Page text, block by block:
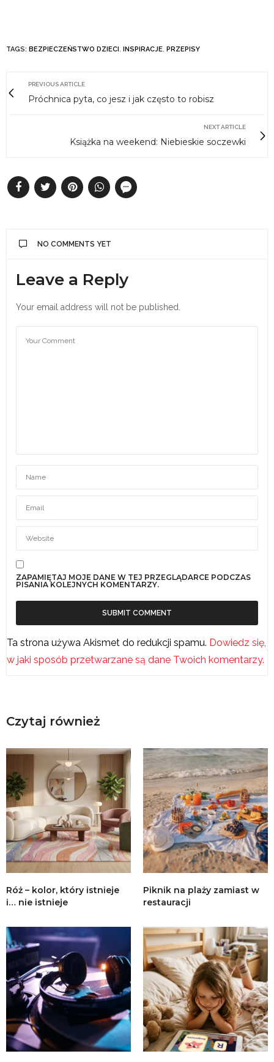
TAGS: BEZPIECZEŃSTWO DZIECI, INSPIRACJE, PRZEPISY
PREVIOUS ARTICLE
Próchnica pyta, co jesz i jak często to robisz
NEXT ARTICLE
Książka na weekend: Niebieskie soczewki
NO COMMENTS YET
Leave a Reply
Your email address will not be published.
ZAPAMIĘTAJ MOJE DANE W TEJ PRZEGLĄDARCE PODCZAS
PISANIA KOLEJNYCH KOMENTARZY.
Ta strona używa Akismet do redukcji spamu. Dowiedz się,
w jaki sposób przetwarzane są dane Twoich komentarzy.
Czytaj również
Róż – kolor, który istnieje
i… nie istnieje
Piknik na plaży zamiast w
restauracji